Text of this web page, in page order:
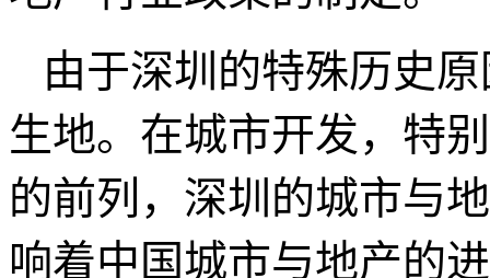
他20多年的工作经历
业地产开发，建筑集团
人士。由于他的思考习
及平均每年150多个地方